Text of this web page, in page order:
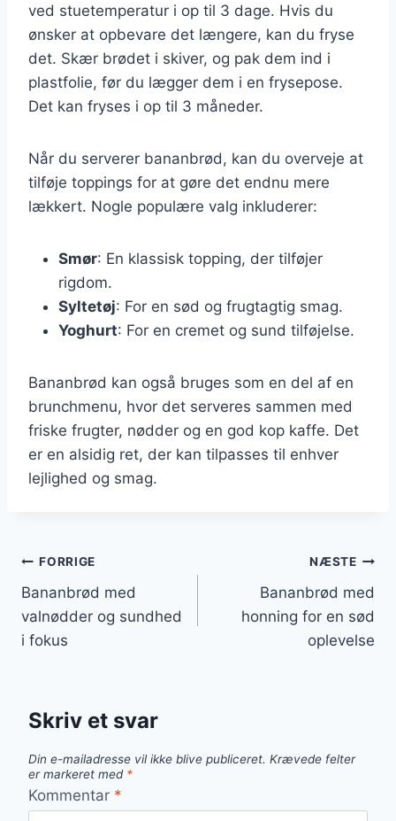
ved stuetemperatur i op til 3 dage. Hvis du
ønsker at opbevare det længere, kan du fryse
det. Skær brødet i skiver, og pak dem ind i
plastfolie, før du lægger dem i en frysepose.
Det kan fryses i op til 3 måneder.
Når du serverer bananbrød, kan du overveje at
tilføje toppings for at gøre det endnu mere
lækkert. Nogle populære valg inkluderer:
Smør: En klassisk topping, der tilføjer
rigdom.
Syltetøj: For en sød og frugtagtig smag.
Yoghurt: For en cremet og sund tilføjelse.
Bananbrød kan også bruges som en del af en
brunchmenu, hvor det serveres sammen med
friske frugter, nødder og en god kop kaffe. Det
er en alsidig ret, der kan tilpasses til enhver
lejlighed og smag.
Indlægsnavigation
FORRIGE
Bananbrød med
valnødder og sundhed
i fokus
NÆSTE
Bananbrød med
honning for en sød
oplevelse
Skriv et svar
Din e-mailadresse vil ikke blive publiceret. Krævede felter
er markeret med *
Kommentar *